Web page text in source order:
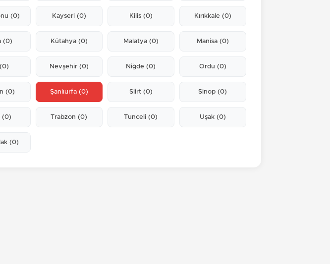
(0) Kayseri (0) Kilis (0) Kırıkkale (0)
(0) Kütahya (0) Malatya (0) Manisa (0)
(0) Nevşehir (0) Niğde(0) Ordu (0)
(0) Şanlıurfa (0) Siirt (0) Sinop(0)
(0) Trabzon(0) Tunceli(0) Uşak (0)
(0)